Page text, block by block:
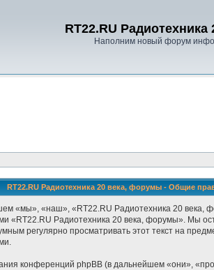
RT22.RU
Наполним новый форум
RT22.RU Радиотехника 20 века, форумы - Общие
«мы», «наш», «RT22.RU Радиотехника 20 века,
«RT22.RU Радиотехника 20 века, форумы». Мы
регулярно просматривать этот текст на
конференций phpBB (в дальнейшем «они»,